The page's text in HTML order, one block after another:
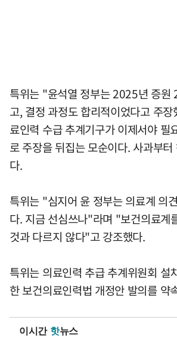
특위는 "윤석열 정부는 2025년 증원
고, 결정 과정도 합리적이었다고 주
료인력 수급 추계기구가 이제서야
로 주장을 뒤집는 모순이다. 사과부
다.
특위는 "심지어 윤 정부는 의료계 의
다. 지금 선심쓰나"라며 "보건의료계
것과 다르지 않다"고 강조했다.
특위는 의료인력 추급 추계위원회 설
한 보건의료인력법 개정안 발의를 약
이시간 핫뉴스